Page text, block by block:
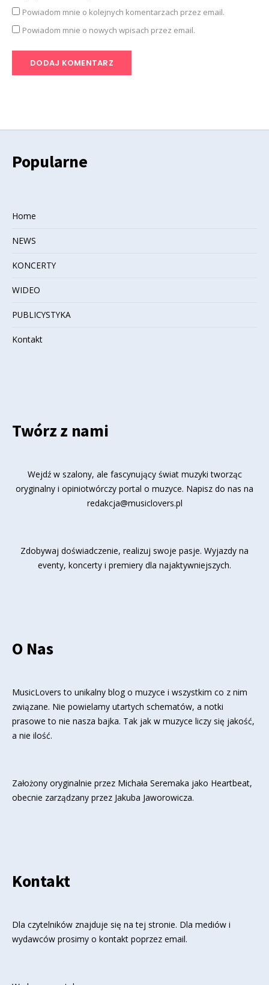
Powiadom mnie o kolejnych komentarzach przez email.
Powiadom mnie o nowych wpisach przez email.
Popularne
Home
NEWS
KONCERTY
WIDEO
PUBLICYSTYKA
Kontakt
Twórz z nami
Wejdź w szalony, ale fascynujący świat muzyki tworząc
oryginalny i opiniotwórczy portal o muzyce. Napisz do nas na
redakcja@musiclovers.pl
Zdobywaj doświadczenie, realizuj swoje pasje. Wyjazdy na
eventy, koncerty i premiery dla najaktywniejszych.
O Nas
MusicLovers to unikalny blog o muzyce i wszystkim co z nim
związane. Nie powielamy utartych schematów, a notki
prasowe to nie nasza bajka. Tak jak w muzyce liczy się jakość,
a nie ilość.
Założony oryginalnie przez Michała Seremaka jako Heartbeat,
obecnie zarządzany przez Jakuba Jaworowicza.
Kontakt
Dla czytelników znajduje się na tej stronie. Dla mediów i
wydawców prosimy o kontakt poprzez email.